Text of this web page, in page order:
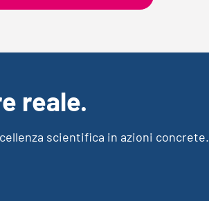
reale.
scientifica in azioni concrete.